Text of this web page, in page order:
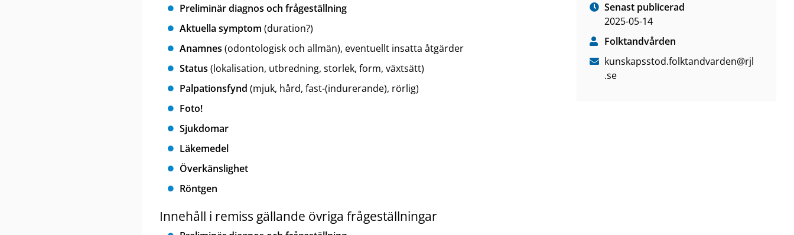
Preliminär diagnos och frågeställning
Aktuella symptom (duration?)
Anamnes (odontologisk och allmän), eventuellt insatta åtgärder
Status (lokalisation, utbredning, storlek, form, växtsätt)
Palpationsfynd (mjuk, hård, fast-(indurerande), rörlig)
Foto!
Sjukdomar
Läkemedel
Överkänslighet
Röntgen
Innehåll i remiss gällande övriga frågeställningar
Senast publicerad
2025-05-14
Folktandvården
kunskapsstod.folktandvarden@rjl
.se